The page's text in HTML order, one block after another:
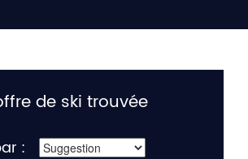
de ski trouvée
: